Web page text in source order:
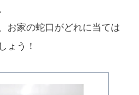
お家の蛇口がどれに当ては
ょう！